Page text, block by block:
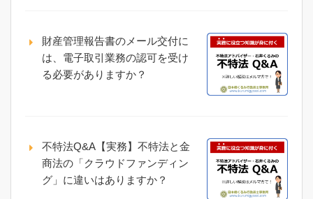
財産管理報告書のメール交付に
は、電子取引業務の認可を受け
る必要がありますか？
不特法Q&A【実務】不特法と金
商法の「クラウドファンディン
グ」に違いはありますか？